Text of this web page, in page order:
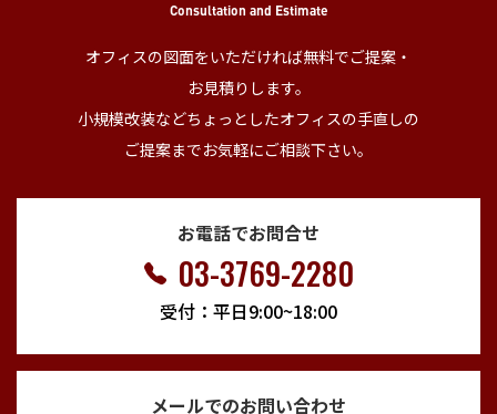
Consultation and Estimate
オフィスの図面をいただければ無料でご提案・
お見積りします。
小規模改装などちょっとしたオフィスの手直しの
ご提案までお気軽にご相談下さい。
お電話でお問合せ
03-3769-2280
受付：平日9:00~18:00
メールでのお問い合わせ